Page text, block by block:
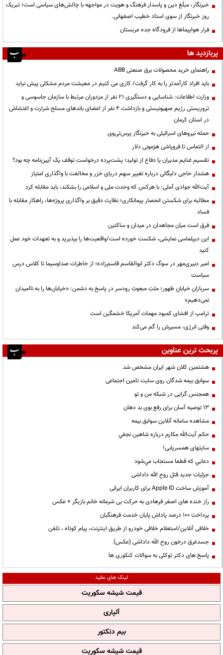
خبرنگار، مبلّغ دین و پاسدار فرهنگ و هویت در مواجهه با چالش‌های سیاسی است؛ تبریک
روز خبرنگار از سوی استاد خطیب اصفهانی.
فرار هواپیماها از فرودگاه جده عربستان
پربازدید ها
راهنمای خرید محصولات برق صنعتی ABB
باید افراد کارآمدتر را به کار گرفت/ کاری می کنیم در معیشت مردم مشکلی پیش نیاید
وزارت اطلاعات: شناسایی و دستگیری ۲۱ نفر از مزدوران مرتبط با سازمان جاسوسی و
تروریستی رژیم صهیونیستی و بازداشت ۴ نفر از اعضای باندهای مسلح شرارت و اغتشاش
در استان کرمان
حمله نیروهای اسرائیلی به خبرنگار پرس‌تی‌وی
از التماس تا فروپاشی هژمونی دلار
تقسیم غنایم مدیران یا دفاع از تولید؛ پشت‌پرده درخواست توقف یک آیین‌نامه چه بود؟
هشدار حاجی دلیگانی درباره تغییر سهم دریای خزر و مخالفت با واگذاری امتیاز
آیت‌الله جوادی آملی: با هرکس که وحدت ملی و اسلامی را بشکند، باید مقابله کرد
مطالبه برای شکستن انحصار پیمانکاری؛ نظارت دقیق بر واگذاری پروژه‌ها، راهکار مقابله با
فساد
فرق است میان مجاهدان در میدان و ساکتین
این دیپلماسی نمایشی، شکست خورده است/واقعیت‌ها را بپذیرید و به تعهدات خود عمل
کنید
امیر دبیری‌مهر در سوگ دکتر ابوالقاسم قاسم‌زاده؛ از خاطرات صداوسیما تا کلاس درس
سیاست
سربازانِ خیابانِ ظهور؛ ملتِ مبعوثِ رودسر در پاسخ به دشمن: «خیابان‌ها را به ناامیدان
نمی‌دهیم»
ترامپ از افشای کمبود مهمات آمریکا خشمگین است
وقتی انرژی، مسیرش را گم می‌کند
پربحث ترین عناوین
هشتمین کلان شهر ایران مشخص شد
سوابق بیمه شدگان روی سایت تامین اجتماعی
همجنس گرایی در شبکه من و تو
13 توصیه آسان برای رفع بوی بد دهان
مشاهده سامانه آنلاين سوابق بیمه
حكم آيت‌الله مكارم درباره شاهين نجفي
سایتهای همسریابی!
دعايي كه قطعا مستجاب مي‌شود
جزئیات جدید قتل روح الله داداشی
آموزش ساخت Apple ID برای کاربران ایرانی
راز خنده های اصغر فرهادی به حرکت بی شرمانه خانم بازیگر + عکس
پرداخت ۱۰۰ درصد پاداش پایان خدمت فرهنگیان
خلافی آنلاین/استعلام خلافی خودرو از طریق اینترنت، پیام کوتاه ، تلفن
جسدغرق درخون روح الله داداشی (عکس)
پاسخ های دکتر توکلی به سوالات کنکوری ها
لینک های مفید
قیمت شیشه سکوریت
آلپاری
بیم دتکتور
قیمت شیشه سکوریت